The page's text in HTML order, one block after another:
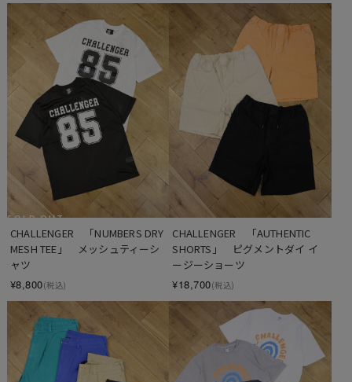
SOLD OUT
CHALLENGER　「NUMBERS DRY
MESH TEE」　メッシュティーシ
ャツ
¥8,800(税込)
CHALLENGER　「AUTHENTIC
SHORTS」　ピグメントダイ イ
ージーショーツ
¥18,700(税込)